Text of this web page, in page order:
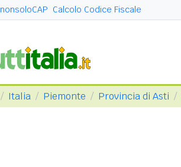
nonsoloCAP Calcolo Codice Fiscale
Italia Piemonte Provincia di Asti